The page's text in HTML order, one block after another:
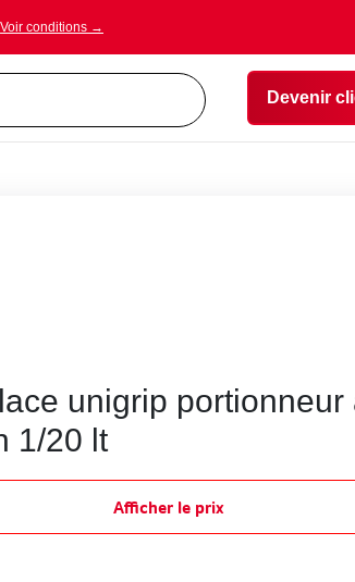
Voir conditions →
Devenir
unigrip portionneur
1/20 lt
Afficher le prix